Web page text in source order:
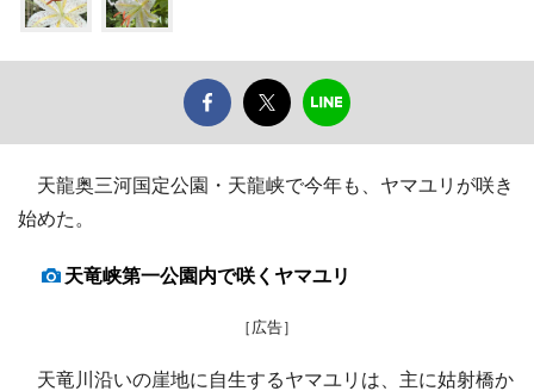
天龍奥三河国定公園・天龍峡で今年も、ヤマユリが咲き
始めた。
天竜峡第一公園内で咲くヤマユリ
［広告］
天竜川沿いの崖地に自生するヤマユリは、主に姑射橋か